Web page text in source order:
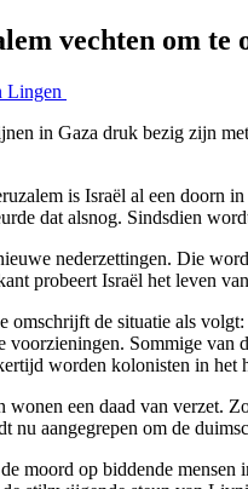
vechten om te
Lingen
in Gaza druk bezig zijn
is Israël al een doorn
dat alsnog. Sindsdien
nederzettingen. Die
probeert Israël het leven
omschrijft de situatie als
Sommige van
worden kolonisten in het
een daad van verzet.
nu aangegrepen om de
moord op biddende